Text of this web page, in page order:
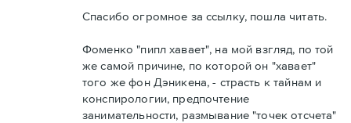
Спасибо огромное за ссылку, пошла читать.
Фоменко "пипл хавает", на мой взгляд, по той
же самой причине, по которой он "хавает"
того же фон Дэникена, - страсть к тайнам и
конспирологии, предпочтение
занимательности, размывание "точек отсчета"